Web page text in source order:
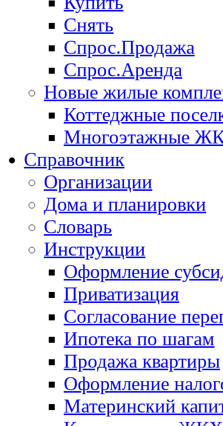
Снять
Спрос.Продажа
Спрос.Аренда
Новые жилые
Коттеджные
Многоэтажные
Справочник
Организации
Дома и планировки
Словарь
Инструкции
Оформление
Приватизация
Согласование
Ипотека по шагам
Продажа квартиры
Оформление
Материнский